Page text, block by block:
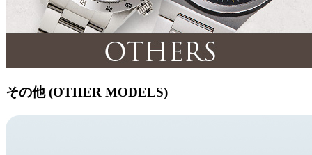
その他 (OTHER MODELS)